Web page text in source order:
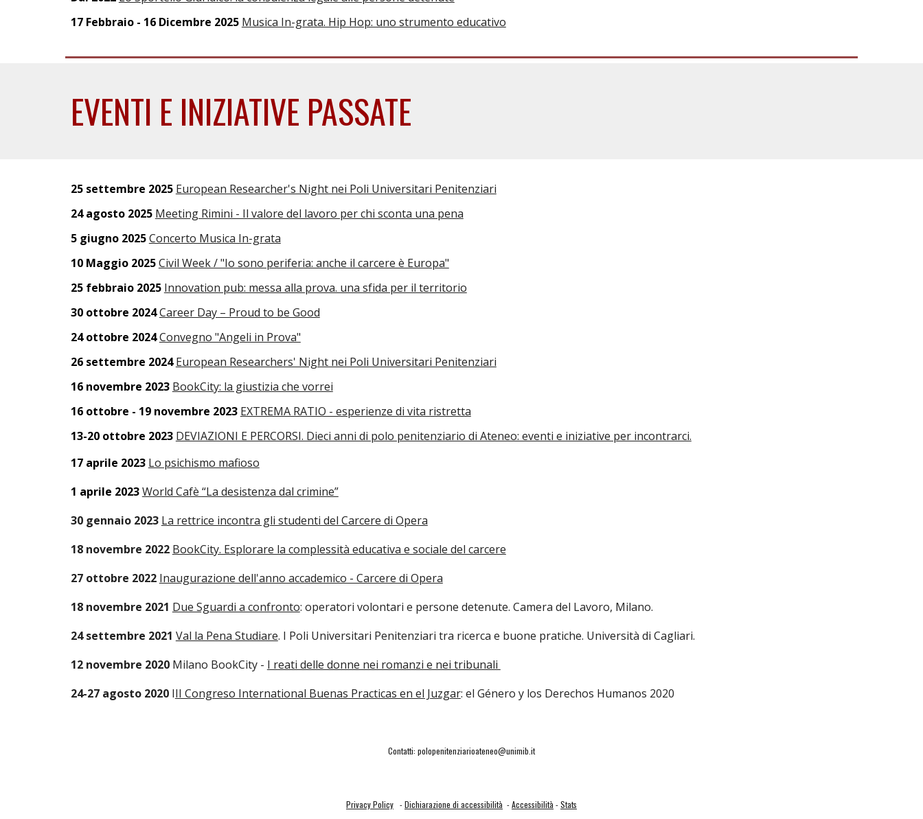
17 Febbraio - 16 Dicembre 2025 Musica In-grata. Hip Hop: uno strumento educativo
EVENTI E INIZIATIVE PASSATE
25 settembre 2025 European Researcher's Night nei Poli Universitari Penitenziari
24 agosto 2025 Meeting Rimini - Il valore del lavoro per chi sconta una pena
5 giugno 2025Concerto Musica In-grata
10 Maggio 2025Civil Week / "Io sono periferia: anche il carcere è Europa"
25 febbraio 2025 Innovation pub: messa alla prova. una sfida per il territorio
30 ottobre 2024Career Day – Proud to be Good
24 ottobre 2024Convegno "Angeli in Prova"
26 settembre 2024European Researchers' Night nei Poli Universitari Penitenziari
16 novembre 2023 BookCity: la giustizia che vorrei
16 ottobre - 19 novembre 2023 EXTREMA RATIO - esperienze di vita ristretta
13-20 ottobre 2023 DEVIAZIONI E PERCORSI. Dieci anni di polo penitenziario di Ateneo: eventi e iniziative per incontrarci.
17 aprile 2023 Lo psichismo mafioso
1 aprile 2023World Cafè “La desistenza dal crimine”
30 gennaio 2023 La rettrice incontra gli studenti del Carcere di Opera
18 novembre 2022 BookCity. Esplorare la complessità educativa e sociale del carcere
27 ottobre 2022 Inaugurazione dell'anno accademico - Carcere di Opera
18 novembre 2021 Due Sguardi a confronto: operatori volontari e persone detenute. Camera del Lavoro, Milano.
24 settembre 2021 Val la Pena Studiare. I Poli Universitari Penitenziari tra ricerca e buone pratiche. Università di Cagliari.
12 novembre 2020 Milano BookCity - I reati delle donne nei romanzi e nei tribunali
24-27 agosto 2020 III Congreso International Buenas Practicas en el Juzgar: el Género y los Derechos Humanos 2020
Contatti: polopenitenziarioateneo@unimib.it
Privacy Policy -Dichiarazione di accessibilità -Accessibilità -Stats